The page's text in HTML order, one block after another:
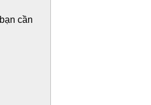
cần